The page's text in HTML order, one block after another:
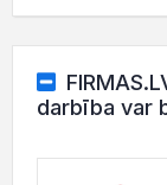
darbība var